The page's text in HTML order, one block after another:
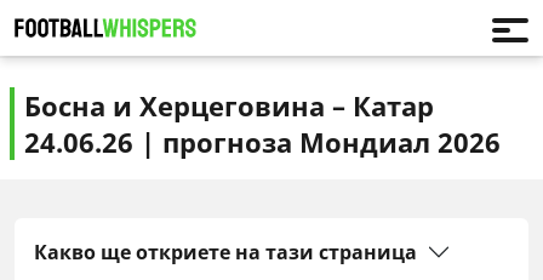
Босна и Херцеговина – Катар
24.06.26 | прогноза Мондиал 2026
Какво ще откриете на тази страница